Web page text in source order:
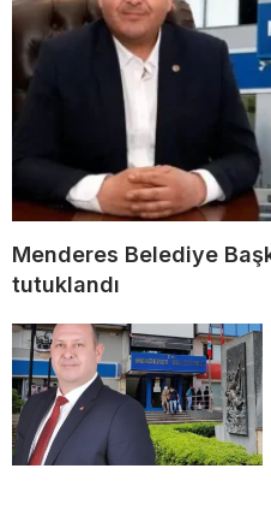
Menderes Belediye
tutuklandı